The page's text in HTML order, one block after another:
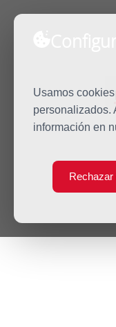
Usamos
personalizados.
información en
Rechazar